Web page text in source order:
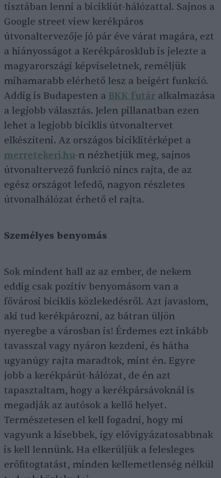
tisztában lenni a bicikliút-hálózattal. Sajnos a
Google street view kerékpáros
útvonaltervezője jó pár éve várat magára, ezt
a hiányosságot a Kerékpárosklub is jelezte a
magyarországi képviseletnek, reméljük
mihamarabb elérhető lesz a beígért funkció.
Addig is Budapesten a BKK futár alkalmazása
a legjobb választás. Jelen pillanatban ezen
lehet a legjobb biciklis útvonaltervet
elkészíteni. Az országos biciklitérképet a
merretekerj.hu-n nézhetjük meg, sajnos
útvonaltervező funkció nincs rajta, de az
egész országot lefedő, nagyon részletes
útvonalhálózat érhető el rajta.
Személyes benyomás
Sok mindent hall az az ember, de nekem
eddig csak pozitív benyomásom van a
fővárosi biciklis közlekedésről. Azt javaslom,
aki tud kerékpározni, az bátran üljön
nyeregbe a városban is! Érdemes ezt inkább
tavasszal vagy nyáron kezdeni, és hátha
ugyanúgy rajta maradtok, mint én. Egyre
jobb a kerékpárút-hálózat, de én azt
tapasztaltam, hogy a kerékpársávoknál is
megadják az autósok a kellő helyet.
Természetesen el kell fogadni, hogy mi
vagyunk a kisebbek, így elővigyázatosabbnak
is kell lennünk. Ha elkerüljük a felesleges
erőfitogtatást, minden kellemetlenség nélkül